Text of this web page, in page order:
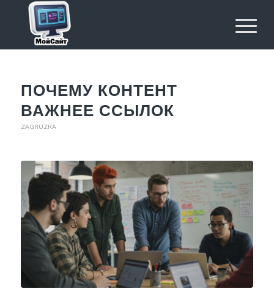
ПОЧЕМУ КОНТЕНТ
ВАЖНЕЕ ССЫЛОК
ZAGRUZKA